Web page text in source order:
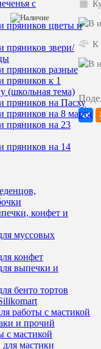
с
пряников цветы и
пряников звери/
пряников разные
пряников к 1
(школьная тема)
пряников на Пасху
пряников на 8 марта
пряников на 23
пряников на 14
конфет и
муссовых
конфет
выпечки и
бенто тортов
работы с мастикой
и прочий
с мастикой
мастики
Все
Наши
Старая
цена
130
К